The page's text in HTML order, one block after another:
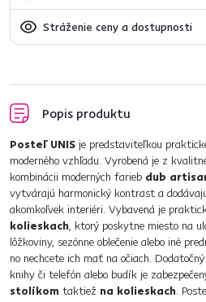
Stráženie ceny a dostupnosti
Popis produktu
Posteľ UNIS je predstaviteľkou
moderného vzhľadu. Vyrobená je z
kombinácii moderných farieb dub
vytvárajú harmonický kontrast a
akomkoľvek interiéri. Vybavená je
kolieskach, ktorý poskytne miesto na
lôžkoviny, sezónne oblečenie alebo iné
no nechcete ich mať na očiach.
knihy či telefón alebo budík je
stolíkom taktiež na kolieskach.